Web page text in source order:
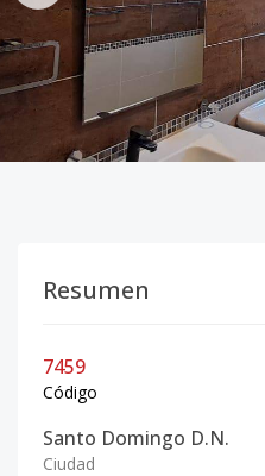
Resumen
7459
Código
Santo Domingo D.N.
Ciudad